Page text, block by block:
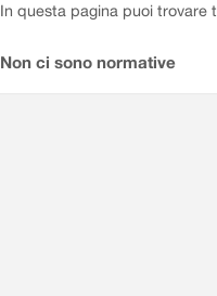
In questa pagina puoi
Non ci sono normative